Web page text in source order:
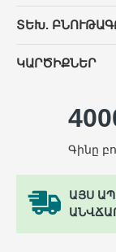
ՏԵԽ.
ԿԱՐԾԻՔՆԵՐ
ԱՅՍ
Գինը